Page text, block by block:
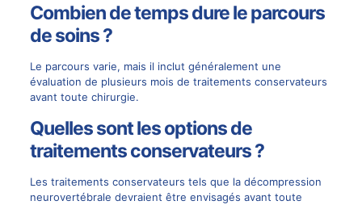
Combien de temps dure le parcours
de soins ?
Le parcours varie, mais il inclut généralement une
évaluation de plusieurs mois de traitements conservateurs
avant toute chirurgie.
Quelles sont les options de
traitements conservateurs ?
Les traitements conservateurs tels que la décompression
neurovertébrale devraient être envisagés avant toute